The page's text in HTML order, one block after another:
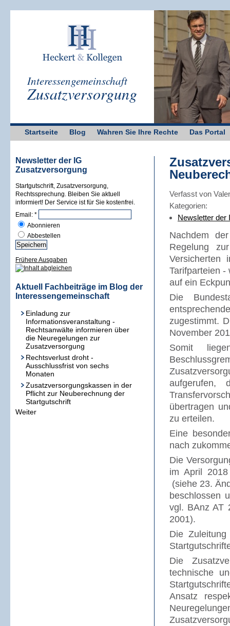
Interessengemeinschaft
Zusatzversorgung
Startseite Blog Wahren Sie Ihre Rechte Das Portal
Newsletter der IG
Zusatzversorgung
Startgutschrift, Zusatzversorgung,
Rechtssprechung. Bleiben Sie aktuell
informiert! Der Service ist für Sie kostenfrei.
Email: *
Abonnieren
Abbestellen
Frühere Ausgaben
Aktuell Fachbeiträge im Blog der
Interessengemeinschaft
Einladung zur
Informationsveranstaltung -
Rechtsanwälte informieren über
die Neuregelungen zur
Zusatzversorgung
Rechtsverlust droht -
Ausschlussfrist von sechs
Monaten
Zusatzversorgungskassen in der
Pflicht zur Neuberechnung der
Startgutschrift
Weiter
Verfasst von
Kategorien:
Newsletter der
Nachdem
Regelung
Versicherten
Tarifparteien
auf ein
Die
zugestimmt.
November
Somit
aufgerufen,
übertragen
zu erteilen.
Eine
nach
Die
im April
(siehe 23.
beschlossen
vgl. BAnz AT
2001).
Die
Die
technische
Ansatz